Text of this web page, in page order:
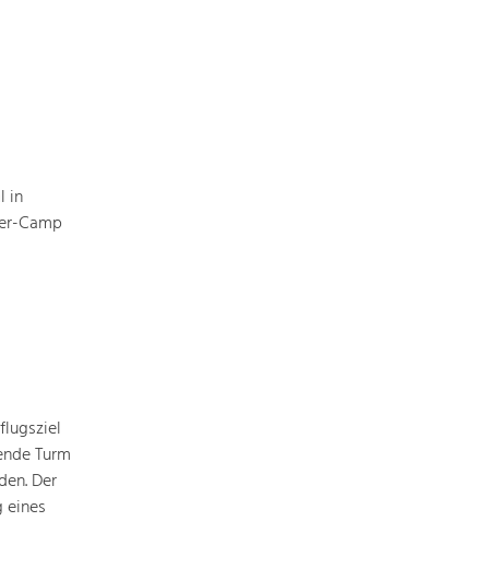
in
Camp
Turm
Der